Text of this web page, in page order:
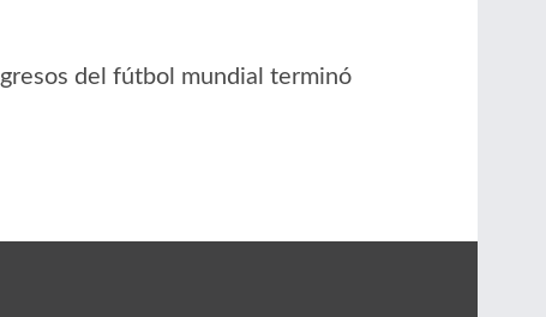
del fútbol mundial terminó